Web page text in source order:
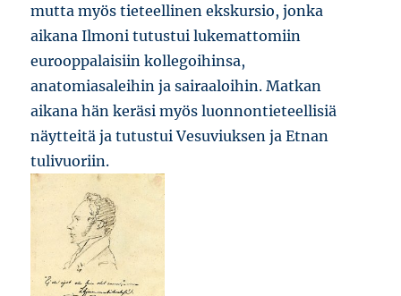
mutta myös tieteellinen ekskursio, jonka
aikana Ilmoni tutustui lukemattomiin
eurooppalaisiin kollegoihinsa,
anatomiasaleihin ja sairaaloihin. Matkan
aikana hän keräsi myös luonnontieteellisiä
näytteitä ja tutustui Vesuviuksen ja Etnan
tulivuoriin.